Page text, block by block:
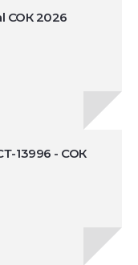
СОК 2026
13996 - СОК